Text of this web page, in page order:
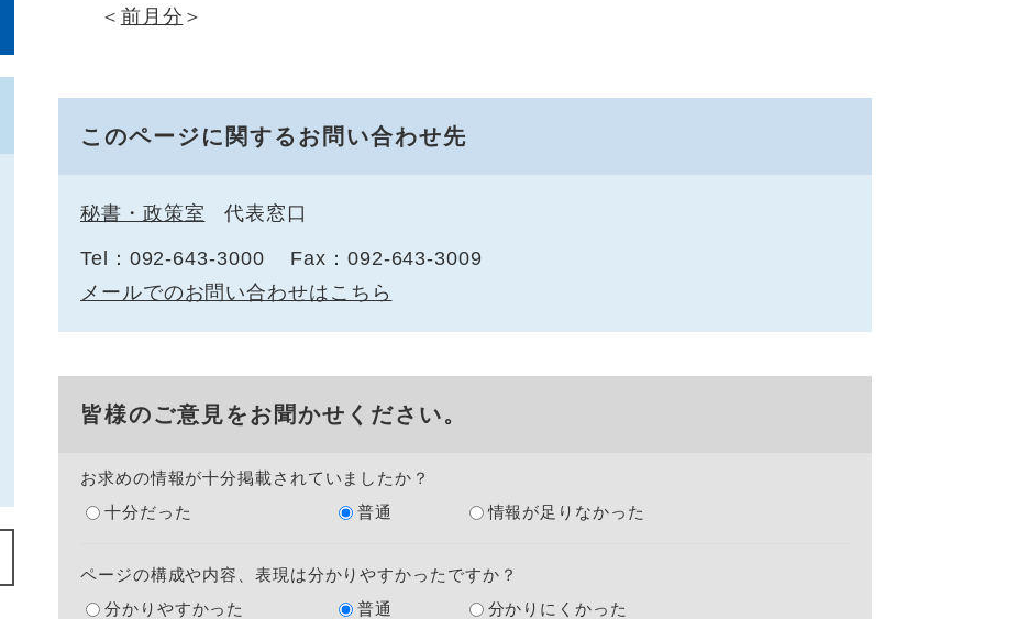
＜ 前月分 ＞
このページに関するお問い合わせ先
秘書・政策室 代表窓口
Tel：092-643-3000
Fax：092-643-3009
メールでのお問い合わせはこちら
皆様のご意見をお聞かせください。
お求めの情報が十分掲載されていましたか？
十分だった
普通 情報が足りなかった
ページの構成や内容、表現は分かりやすかったですか？
分かりやすかった
普通 分かりにくかった